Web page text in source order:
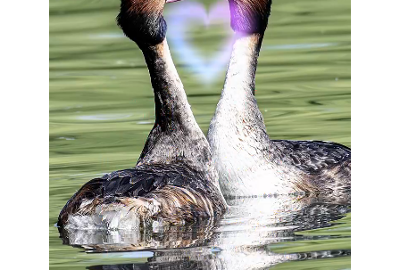
大国智造 大国展会 大国保险 云顶对话 云起
CCTV.节目官网 直播 节目单 栏目 片库